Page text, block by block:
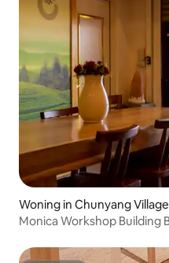
Woning in Chunyang Village
Monica Workshop Building